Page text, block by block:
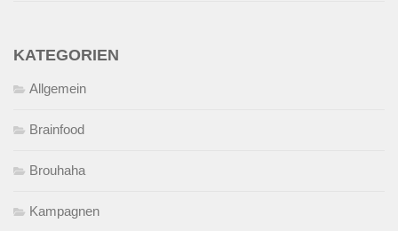
KATEGORIEN
Allgemein
Brainfood
Brouhaha
Kampagnen